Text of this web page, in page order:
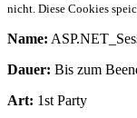
nicht. Diese Cookies
Name:
Dauer: Bis zum
Art: 1st Party